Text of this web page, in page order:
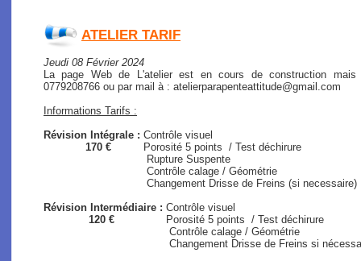
ATELIER TARIF
Jeudi 08 Février 2024
La page Web de L'atelier est en cours de construction
0779208766 ou par mail à : atelierparapenteattitude@gmail.com
Informations Tarifs :
Révision Intégrale : Contrôle visuel
170 € Porosité 5 points / Test déchirure
Rupture Suspente
Contrôle calage / Géométrie
Changement Drisse de Freins (si necessaire)
Révision Intermédiaire : Contrôle visuel
120 € Porosité 5 points / Test déchirure
Contrôle calage / Géométrie
Changement Drisse de Freins si nécessaire